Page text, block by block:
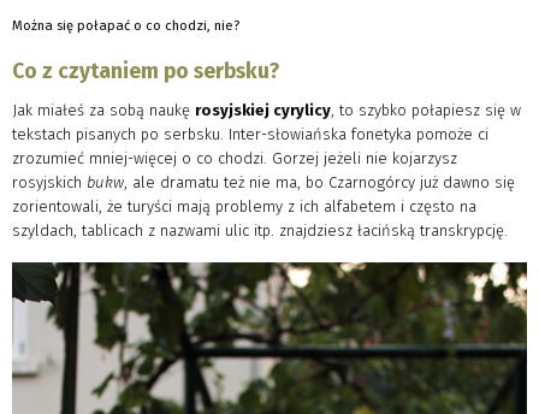
Można się połapać o co chodzi, nie?
Co z czytaniem po serbsku?
Jak miałeś za sobą naukę rosyjskiej cyrylicy , to szybko połapiesz się w
tekstach pisanych po serbsku. Inter-słowiańska fonetyka pomoże ci
zrozumieć mniej-więcej o co chodzi. Gorzej jeżeli nie kojarzysz
rosyjskich bukw , ale dramatu też nie ma, bo Czarnogórcy już dawno się
zorientowali, że turyści mają problemy z ich alfabetem i często na
szyldach, tablicach z nazwami ulic itp. znajdziesz łacińską transkrypcję.